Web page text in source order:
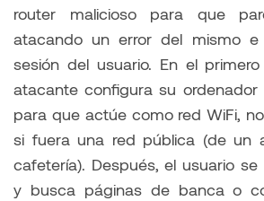
router malicioso para que
atacando un error del mismo e
sesión del usuario. En el
atacante configura su ordenador
para que actúe como red WiFi,
si fuera una red pública (de un
cafetería). Después, el usuario
y busca páginas de banca o